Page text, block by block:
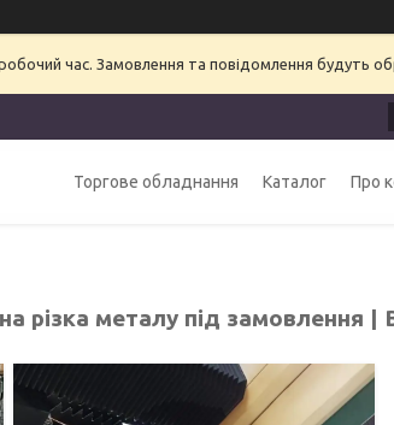
час. Замовлення та повідомлення будуть
Торгове обладнання Каталог Про
різка металу під замовлення